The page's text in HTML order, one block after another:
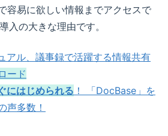
容易に欲しい情報までアクセスで
入の大きな理由です。
アル、議事録で活躍する情報共有
ード
にはじめられる ！ 「DocBase」を
声多数！